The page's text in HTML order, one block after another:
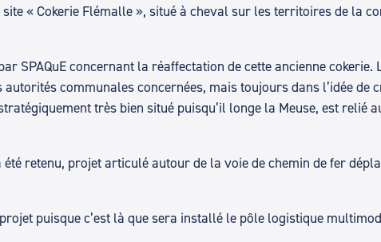
site « Cokerie Flémalle », situé à cheval sur les territoires de la
SPAQuE concernant la réaffectation de cette ancienne cokerie.
communales concernées, mais toujours dans l’idée de
très bien situé puisqu’il longe la Meuse, est relié
été retenu, projet articulé autour de la voie de chemin de fer
puisque c’est là que sera installé le pôle logistique